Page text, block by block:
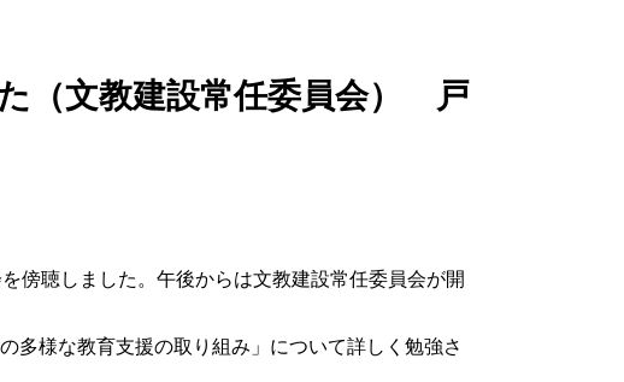
（文教建設常任委員会） 戸
傍聴しました。午後からは文教建設常任委員会が開
多様な教育支援の取り組み」について詳しく勉強さ